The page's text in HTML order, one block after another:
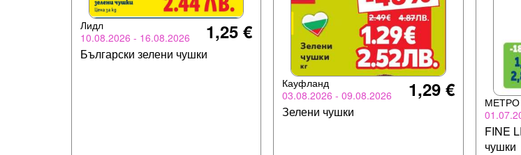
Лидл
10.08.2026 - 16.08.2026
1,25 €
Български зелени чушки
Кауфланд
03.08.2026 - 09.08.2026
1,29 €
Зелени чушки
МЕТРО
FINE
чушки